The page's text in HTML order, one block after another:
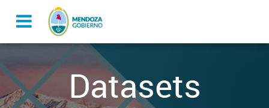
Datasets